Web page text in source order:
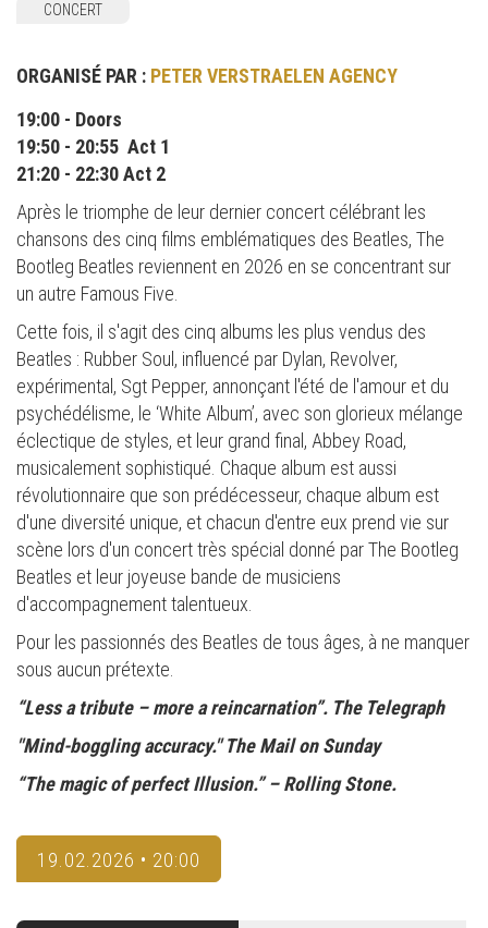
CONCERT
ORGANISÉ PAR : PETER VERSTRAELEN AGENCY
19:00 - Doors
19:50 - 20:55 Act 1
21:20 - 22:30 Act 2
Après le triomphe de leur dernier concert célébrant les
chansons des cinq films emblématiques des Beatles, The
Bootleg Beatles reviennent en 2026 en se concentrant sur
un autre Famous Five.
Cette fois, il s'agit des cinq albums les plus vendus des
Beatles : Rubber Soul, influencé par Dylan, Revolver,
expérimental, Sgt Pepper, annonçant l'été de l'amour et du
psychédélisme, le ‘White Album’, avec son glorieux mélange
éclectique de styles, et leur grand final, Abbey Road,
musicalement sophistiqué. Chaque album est aussi
révolutionnaire que son prédécesseur, chaque album est
d'une diversité unique, et chacun d'entre eux prend vie sur
scène lors d'un concert très spécial donné par The Bootleg
Beatles et leur joyeuse bande de musiciens
d'accompagnement talentueux.
Pour les passionnés des Beatles de tous âges, à ne manquer
sous aucun prétexte.
“Less a tribute – more a reincarnation”. The Telegraph
"Mind-boggling accuracy." The Mail on Sunday
“The magic of perfect Illusion.” – Rolling Stone.
19.02.2026 • 20:00